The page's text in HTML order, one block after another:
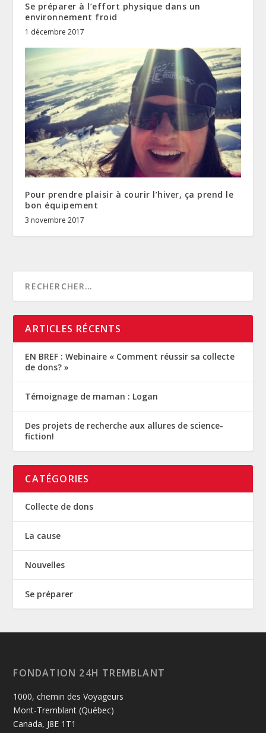
Se préparer à l’effort physique dans un
environnement froid
1 décembre 2017
Pour prendre plaisir à courir l’hiver, ça prend le
bon équipement
3 novembre 2017
ARTICLES RÉCENTS
EN BREF : Webinaire « Comment réussir sa collecte
de dons? »
Témoignage de maman : Logan
Des projets de recherche aux allures de science-
fiction!
CATÉGORIES
Collecte de dons
La cause
Nouvelles
Se préparer
FONDATION 24H TREMBLANT
1000, chemin des Voyageurs
Mont-Tremblant (Québec)
Canada, J8E 1T1